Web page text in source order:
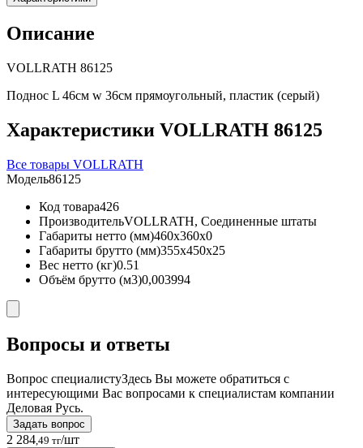
Описание
VOLLRATH 86125
Поднос L 46см w 36см прямоугольный, пластик (серый)
Характеристики VOLLRATH 86125
Все товары VOLLRATH
Модель86125
Код товара426
ПроизводительVOLLRATH, Соединенные штаты
Габариты нетто (мм)460x360x0
Габариты брутто (мм)355x450x25
Вес нетто (кг)0.51
Объём брутто (м3)0,003994
Вопросы и ответы
Вопрос специалистуЗдесь Вы можете обратиться с
интересующими Вас вопросами к специалистам компании
Деловая Русь.
Задать вопрос
2 284 ,49 тг/шт